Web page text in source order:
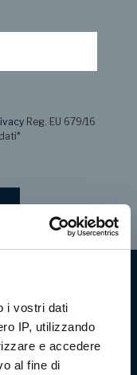
i vostri dati
IP, utilizzando
e accedere
al fine di
Reg. EU 679/16
*